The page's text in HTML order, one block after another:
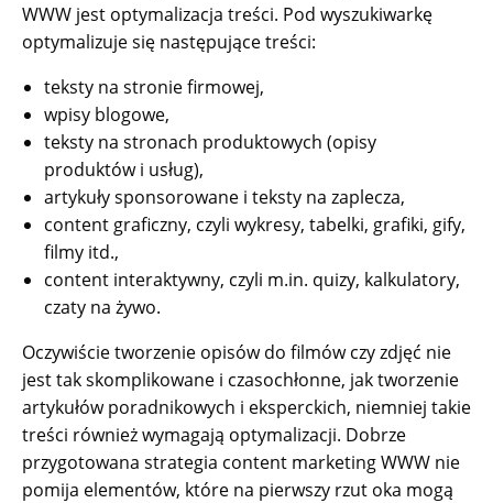
WWW jest optymalizacja treści. Pod wyszukiwarkę
optymalizuje się następujące treści:
teksty na stronie firmowej,
wpisy blogowe,
teksty na stronach produktowych (opisy
produktów i usług),
artykuły sponsorowane i teksty na zaplecza,
content graficzny, czyli wykresy, tabelki, grafiki, gify,
filmy itd.,
content interaktywny, czyli m.in. quizy, kalkulatory,
czaty na żywo.
Oczywiście tworzenie opisów do filmów czy zdjęć nie
jest tak skomplikowane i czasochłonne, jak tworzenie
artykułów poradnikowych i eksperckich, niemniej takie
treści również wymagają optymalizacji. Dobrze
przygotowana strategia content marketing WWW nie
pomija elementów, które na pierwszy rzut oka mogą